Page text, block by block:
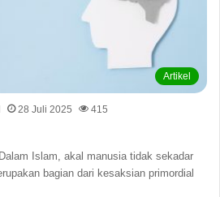
Artikel
28 Juli 2025 415
Islam, akal manusia tidak sekadar
bagian dari kesaksian primordial